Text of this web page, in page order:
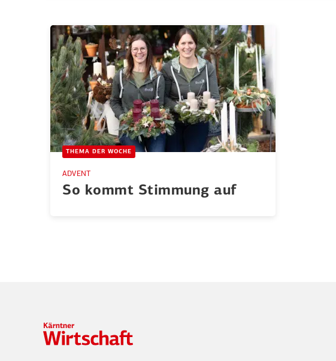
THEMA DER WOCHE
ADVENT
So kommt Stimmung auf